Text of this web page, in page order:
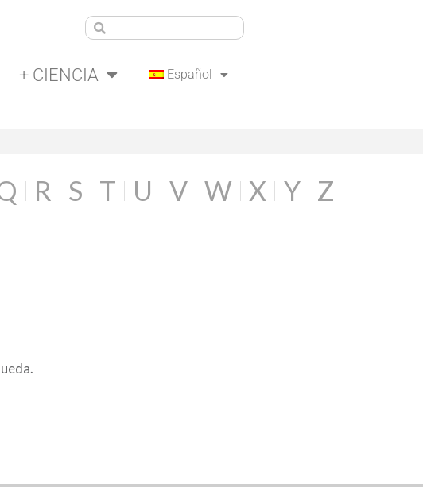
+ CIENCIA Español
R S T U V W X Y Z